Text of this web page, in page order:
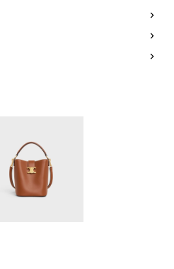
手霜、洗手液、化妆品及香水。
述物质，请用干燥且不带绒毛
，以减弱划痕。